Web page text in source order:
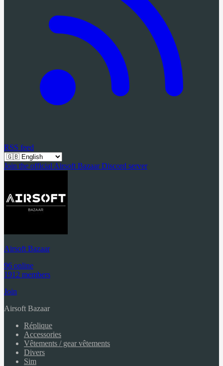
RSS feed
Join the official Airsoft Bazaar Discord server
Airsoft Bazaar
96 online
1912 members
Join
Airsoft Bazaar
Réplique
Accessories
Vêtements / gear vêtements
Divers
Sim